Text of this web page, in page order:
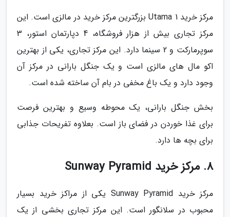
مرکز خرید 1 Utama بزرگترین مرکز خرید در مالزی است. این
مرکز تجاری بیش از هزار فروشگاه، 4 دپارتمان استور، 3
سوپرمارکت و 2 سینما دارد. این مرکز تجاری، یکی از بهترین
اکو مال های مالزی است و یک جنگل بارانی در مرکز آن
وجود دارد و یک باغ مخفی در بام آن ساخته شده است.
بخش جنگل بارانی، یک محوطه وسیع و بهترین فرصت
برای غذا خوردن در فضای باز است. بعلاوه تفریحات جذابی
برای بچه ها دارد.
8. مرکز خرید Sunway Pyramid
مرکز خرید Sunway Pyramid یکی از مراکز خرید بسیار
محبوب در سلانگور است. این مرکز تجاری بخشی از یک